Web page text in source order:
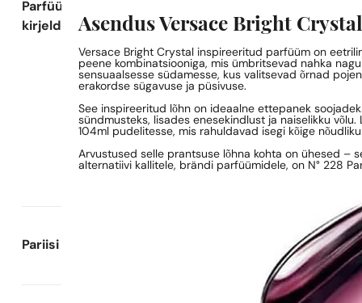
Parfüümi
kirjeldus
Asendus Versace Bright
Versace Bright Crystal inspireeritud parfüüm on
peene kombinatsiooniga, mis ümbritsevad nahka
sensuaalsesse südamesse, kus valitsevad õrnad
erakordse sügavuse ja püsivuse.
See inspireeritud lõhn on ideaalne ettepanek
sündmusteks, lisades enesekindlust ja naiselikku
104ml pudelitesse, mis rahuldavad isegi kõige
Arvustused selle prantsuse lõhna kohta on ühesed –
alternatiivi kallitele, brändi parfüümidele, on N° 228
Pariisi Parfüümide kohta